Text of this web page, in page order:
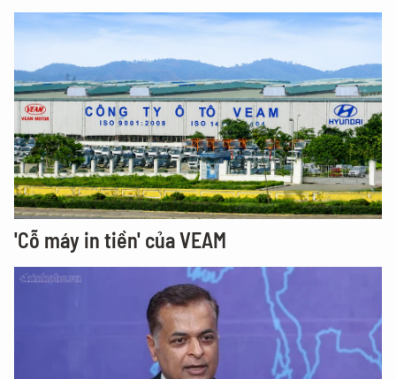
'Cỗ máy in tiền' của VEAM